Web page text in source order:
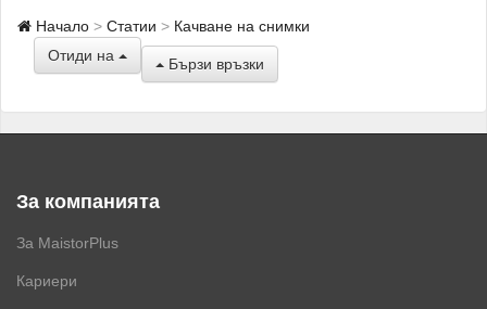
Начало Статии
Качване на снимки
Отиди на
Бързи връзки
За компанията
За MaistorPlus
Кариери